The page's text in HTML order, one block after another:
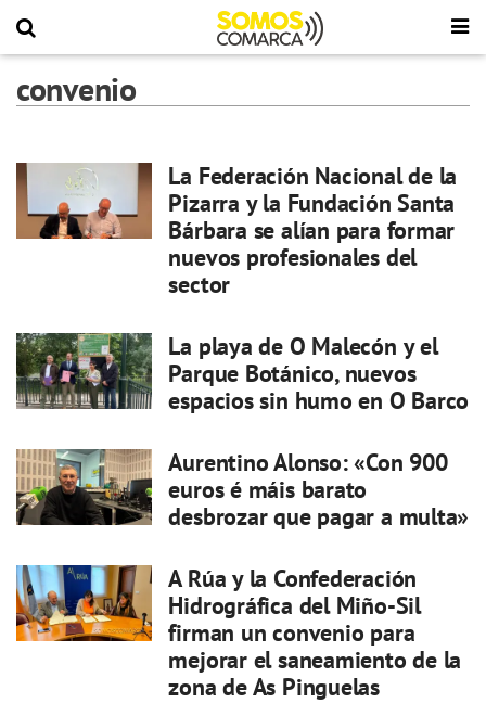
convenio
La Federación Nacional de la
Pizarra y la Fundación Santa
Bárbara se alían para formar
nuevos profesionales del
sector
La playa de O Malecón y el
Parque Botánico, nuevos
espacios sin humo en O Barco
Aurentino Alonso: «Con 900
euros é máis barato
desbrozar que pagar a multa»
A Rúa y la Confederación
Hidrográfica del Miño-Sil
firman un convenio para
mejorar el saneamiento de la
zona de As Pinguelas